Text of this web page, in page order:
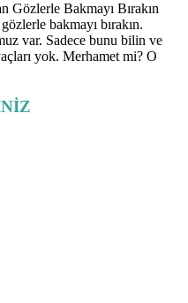
Gözlerle Bakmayı Bırakın
bakmayı bırakın.
var. Sadece bunu bilin ve
yok. Merhamet mi? O